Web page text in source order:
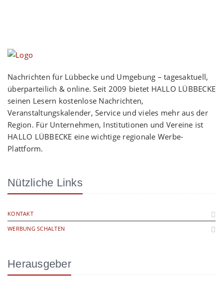
Nachrichten für Lübbecke und Umgebung – tagesaktuell,
überparteilich & online. Seit 2009 bietet HALLO LÜBBECKE
seinen Lesern kostenlose Nachrichten,
Veranstaltungskalender, Service und vieles mehr aus der
Region. Für Unternehmen, Institutionen und Vereine ist
HALLO LÜBBECKE eine wichtige regionale Werbe-
Plattform.
Nützliche Links
KONTAKT
WERBUNG SCHALTEN
Herausgeber